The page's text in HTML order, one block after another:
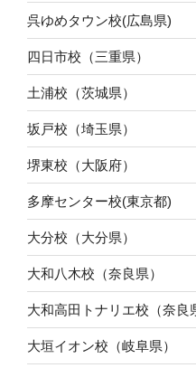
呉ゆめタウン校(広島県)
四日市校（三重県）
土浦校（茨城県）
坂戸校（埼玉県）
堺東校（大阪府）
多摩センター校(東京都)
大分校（大分県）
大和八木校（奈良県）
大和高田トナリエ校（奈良
大垣イオン校（岐阜県）